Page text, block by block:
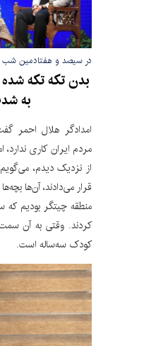
در سیصد و هفتادمین شب
بدن تکه تکه
به
امدادگر هلال احمر
مردم ایران کاری
از نزدیک دیدم،
قرار می‌دادند، آن‌ها
منطقه‌ چیتگر بودیم
کردند. وقتی به آن
کودک سه‌ساله است.